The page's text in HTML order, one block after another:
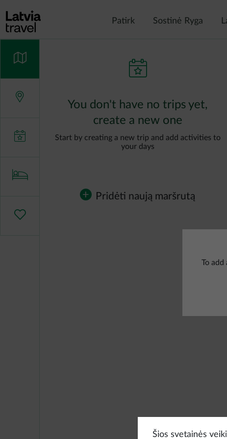
Patirk Sostinė Ryga
You don't have no trips yet,
create a new one
Start by creating a new trip and add activities to
your days
Pridėti naują maršrutą
To
Šios svetainės